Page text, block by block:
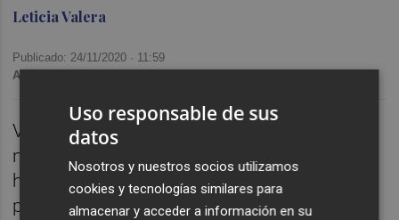
Leticia Valera
Publicado: 24/11/2020 · 11:59
Actualizado: 12/02/2024 · 08:36
VALÈNCIA. Su uso a través de los tiempos
nos da a conocer la importancia que el ser
humano siempre le ha concedido. No os lo
perdáis.
Uso responsable de sus
datos
Nosotros y nuestros socios utilizamos
cookies y tecnologías similares para
almacenar y acceder a información en su